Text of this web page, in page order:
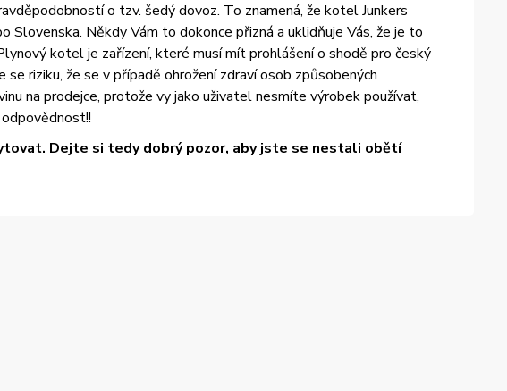
o tzv. šedý dovoz. To znamená, že kotel Junkers
Slovenska. Někdy Vám to dokonce přizná a uklidňuje Vás, že je to
kotel je zařízení, které musí mít prohlášení o shodě pro český
riziku, že se v případě ohrožení zdraví osob způsobených
na prodejce, protože vy jako uživatel nesmíte výrobek používat,
Dejte si tedy dobrý pozor, aby jste se nestali obětí